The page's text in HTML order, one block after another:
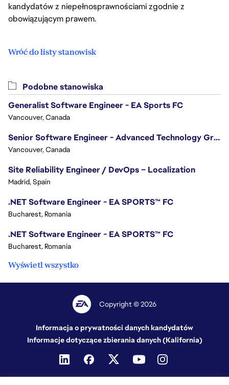
kandydatów z niepełnosprawnościami zgodnie z
obowiązującym prawem.
Wróć do listy stanowisk
Podobne stanowiska
Generalist Software Engineer - EA Sports FC
Vancouver, Canada
Senior Software Engineer - Advanced Technology Group
Vancouver, Canada
Site Reliability Engineer / DevOps – Localization
Madrid, Spain
.NET Software Engineer - EA SPORTS™ FC
Bucharest, Romania
.NET Software Engineer - EA SPORTS™ FC
Bucharest, Romania
Wyświetl wszystko
Copyright © 2026
Informacja o prywatności danych kandydatów
Informacje dotyczące zbierania danych (Kalifornia)